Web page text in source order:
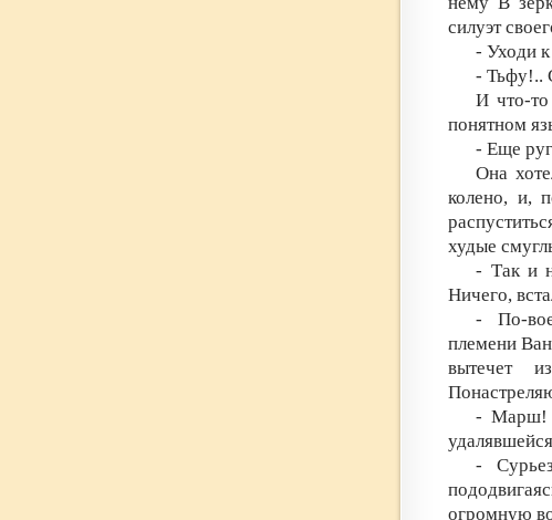
силуэт
- Уходи
- Тьфу!..
И что-то
понятном
- Еще
Она
колено, и,
худые
- Так и
Ничего,
- По-
племени
вытечет
- Марш!
-
огромную